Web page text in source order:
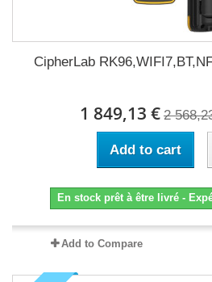
CipherLab
1 849,13 € 2
Add to cart
En stock prêt à être livré -
Add to Compare